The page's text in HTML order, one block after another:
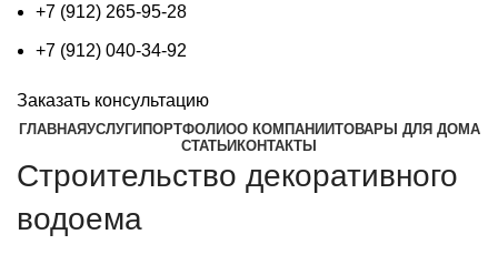
+7 (912) 265-95-28
+7 (912) 040-34-92
Заказать консультацию
ГЛАВНАЯУСЛУГИ ПОРТФОЛИОО КОМПАНИИТОВАРЫ ДЛЯ ДОМА
СТАТЬИ КОНТАКТЫ
Строительство декоративного
водоема